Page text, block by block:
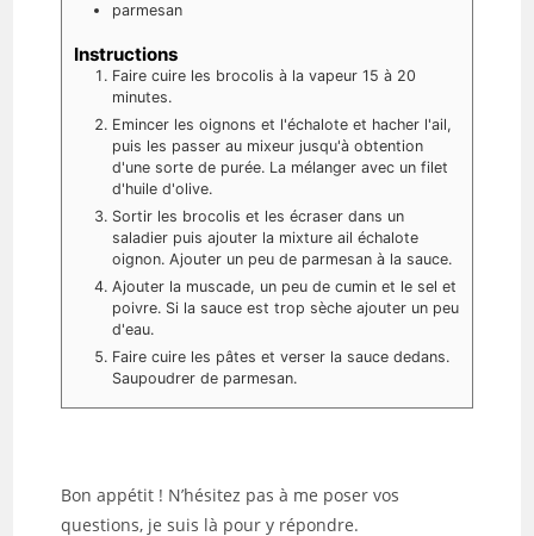
parmesan
Instructions
Faire cuire les brocolis à la vapeur 15 à 20
minutes.
Emincer les oignons et l'échalote et hacher l'ail,
puis les passer au mixeur jusqu'à obtention
d'une sorte de purée. La mélanger avec un filet
d'huile d'olive.
Sortir les brocolis et les écraser dans un
saladier puis ajouter la mixture ail échalote
oignon. Ajouter un peu de parmesan à la sauce.
Ajouter la muscade, un peu de cumin et le sel et
poivre. Si la sauce est trop sèche ajouter un peu
d'eau.
Faire cuire les pâtes et verser la sauce dedans.
Saupoudrer de parmesan.
Bon appétit ! N’hésitez pas à me poser vos
questions, je suis là pour y répondre.